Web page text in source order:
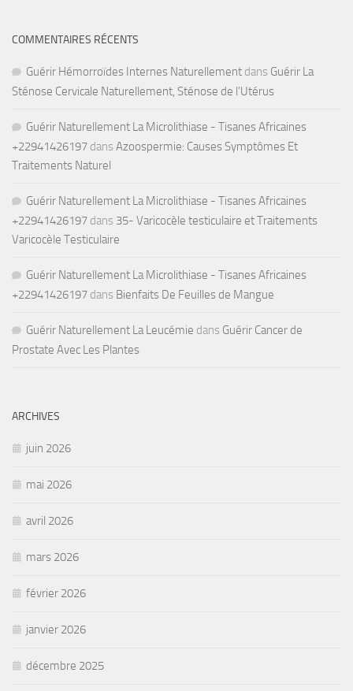
COMMENTAIRES RÉCENTS
Guérir Hémorroïdes Internes Naturellement dans Guérir La
Sténose Cervicale Naturellement, Sténose de l’Utérus
Guérir Naturellement La Microlithiase - Tisanes Africaines
+22941426197 dans Azoospermie: Causes Symptômes Et
Traitements Naturel
Guérir Naturellement La Microlithiase - Tisanes Africaines
+22941426197 dans 35- Varicocèle testiculaire et Traitements
Varicocèle Testiculaire
Guérir Naturellement La Microlithiase - Tisanes Africaines
+22941426197 dans Bienfaits De Feuilles de Mangue
Guérir Naturellement La Leucémie dans Guérir Cancer de
Prostate Avec Les Plantes
ARCHIVES
juin 2026
mai 2026
avril 2026
mars 2026
février 2026
janvier 2026
décembre 2025